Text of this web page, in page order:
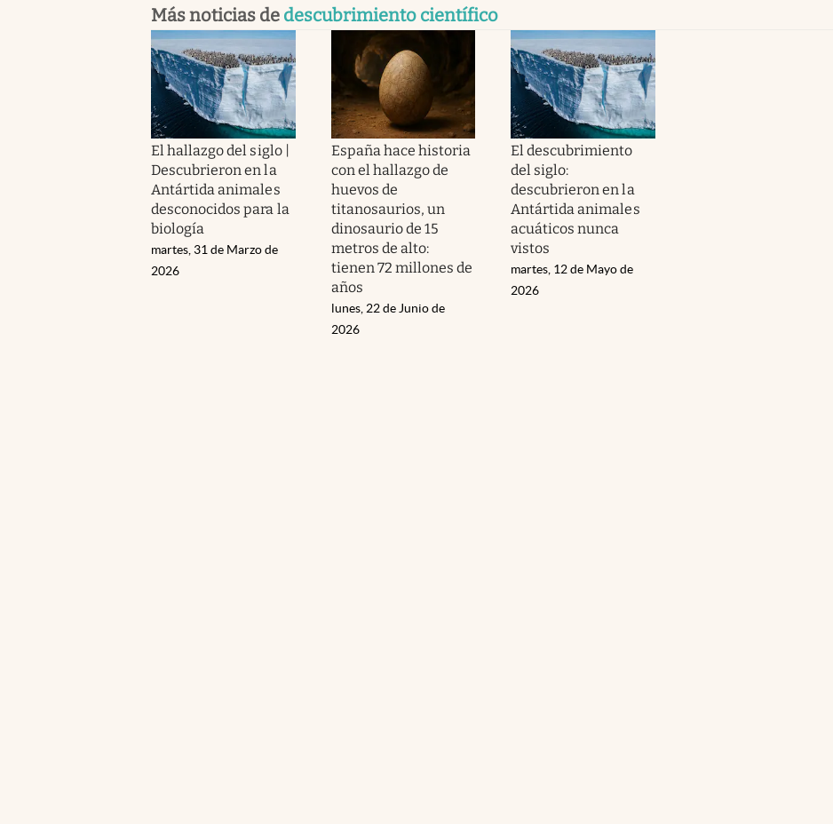
Más noticias de descubrimiento científico
El hallazgo del siglo |
Descubrieron en la
Antártida animales
desconocidos para la
biología
martes, 31 de Marzo de
2026
España hace historia
con el hallazgo de
huevos de
titanosaurios, un
dinosaurio de 15
metros de alto:
tienen 72 millones de
años
lunes, 22 de Junio de
2026
El descubrimiento
del siglo:
descubrieron en la
Antártida animales
acuáticos nunca
vistos
martes, 12 de Mayo de
2026